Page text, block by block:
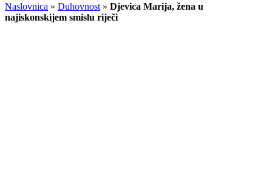
Naslovnica » Duhovnost » Djevica Marija, žena u
najiskonskijem smislu riječi